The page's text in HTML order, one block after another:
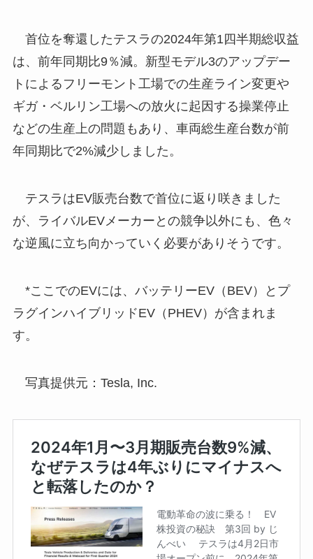
首位を奪還したテスラの2024年第1四半期総収益
は、前年同期比9％減。新型モデル3のアップデー
トによるフリーモント工場での生産ライン変更や
ギガ・ベルリン工場への放火に起因する操業停止
などの生産上の問題もあり、車両総生産台数が前
年同期比で2%減少しました。
テスラはEV販売台数で首位に返り咲きました
が、ライバルEVメーカーとの競争以外にも、色々
な逆風に立ち向かっていく必要がありそうです。
*ここでのEVには、バッテリーEV（BEV）とプ
ラグインハイブリッドEV（PHEV）が含まれま
す。
写真提供元：Tesla, Inc.